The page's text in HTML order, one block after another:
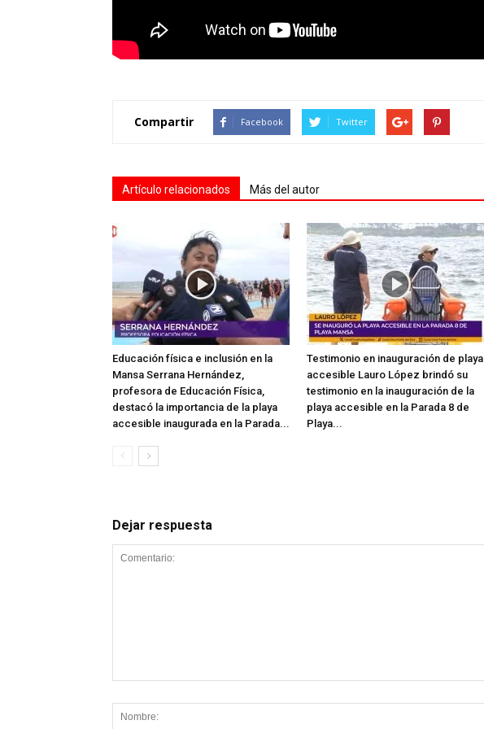
Compartir Facebook Twitter
Artículo relacionados Más del autor
Educación física e inclusión en la
Mansa Serrana Hernández,
profesora de Educación Física,
destacó la importancia de la playa
accesible inaugurada en la Parada...
Testimonio en inauguración de playa
accesible Lauro López brindó su
testimonio en la inauguración de la
playa accesible en la Parada 8 de
Playa...
Dejar respuesta